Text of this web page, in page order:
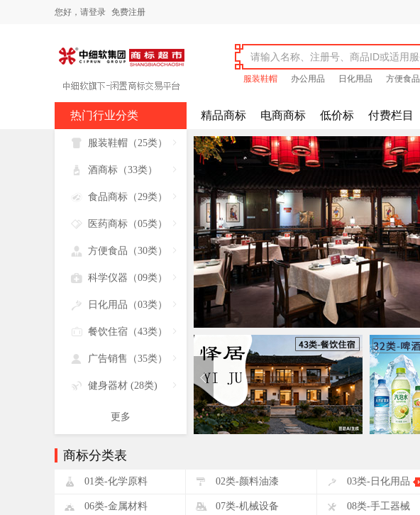
您好， 请登录 免费注册
服装鞋帽 办公用品 日化用品 方便食品
热门行业分类 精品商标 电商商标 低价标 付费栏目

 服装鞋帽（25类）

 酒商标（33类）

 食品商标（29类）

 医药商标（05类）

 方便食品（30类）

 科学仪器（09类）

 日化用品（03类）

 餐饮住宿（43类）

 广告销售（35类）

 健身器材 (28类)
更多
商标分类表
! 01类-化学原料 " 02类-颜料油漆 # 03类-日化用品
& 06类-金属材料 ' 07类-机械设备 ( 08类-手工器械